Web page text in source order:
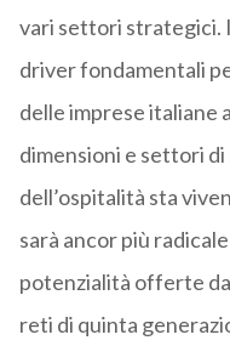
vari settori strategici.
driver fondamentali
delle imprese italiane
dimensioni e settori
dell’ospitalità sta
sarà ancor più
potenzialità offerte
reti di quinta